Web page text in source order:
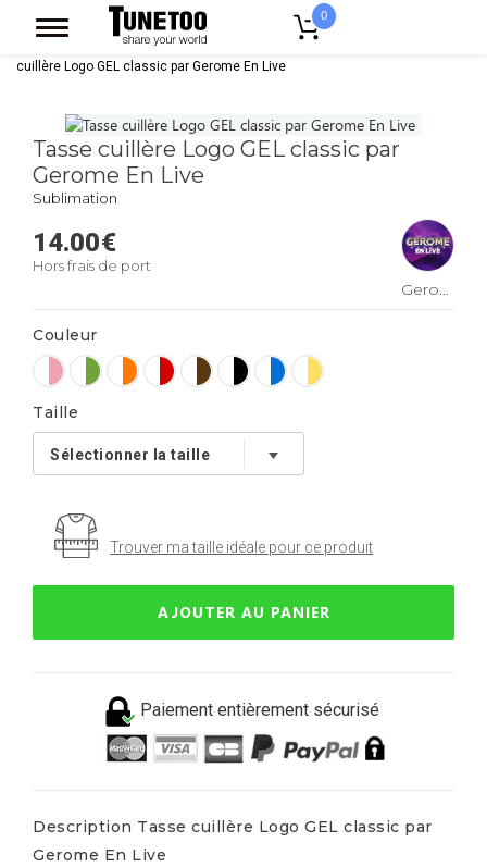
0
Accessoires Casquettes
cuillère Logo GEL classic par Gerome En Live
Tasse cuillère Logo GEL classic par
Gerome En Live
Sublimation
14.00€
Hors frais de port
Gerome
Couleur
Taille
Trouver ma taille idéale pour ce produit
AJOUTER AU PANIER
Paiement entièrement sécurisé
Description Tasse cuillère Logo GEL classic par
Gerome En Live